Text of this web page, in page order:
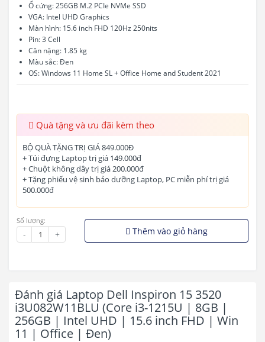
Ổ cứng: 256GB M.2 PCIe NVMe SSD
VGA: Intel UHD Graphics
Màn hình: 15.6 inch FHD 120Hz 250nits
Pin: 3 Cell
Cân nặng: 1.85 kg
Màu sắc: Đen
OS: Windows 11 Home SL + Office Home and Student 2021
Quà tặng và ưu đãi kèm theo
BỘ QUÀ TẶNG TRỊ GIÁ 849.000Đ
+ Túi đựng Laptop trị giá 149.000đ
+ Chuột không dây trị giá 200.000đ
+ Tặng phiếu vệ sinh bảo dưỡng Laptop, PC miễn phí trị giá
500.000đ
Số lượng:
- + Thêm vào giỏ hàng
Đánh giá Laptop Dell Inspiron 15 3520
i3U082W11BLU (Core i3-1215U | 8GB |
256GB | Intel UHD | 15.6 inch FHD | Win
11 | Office | Đen)